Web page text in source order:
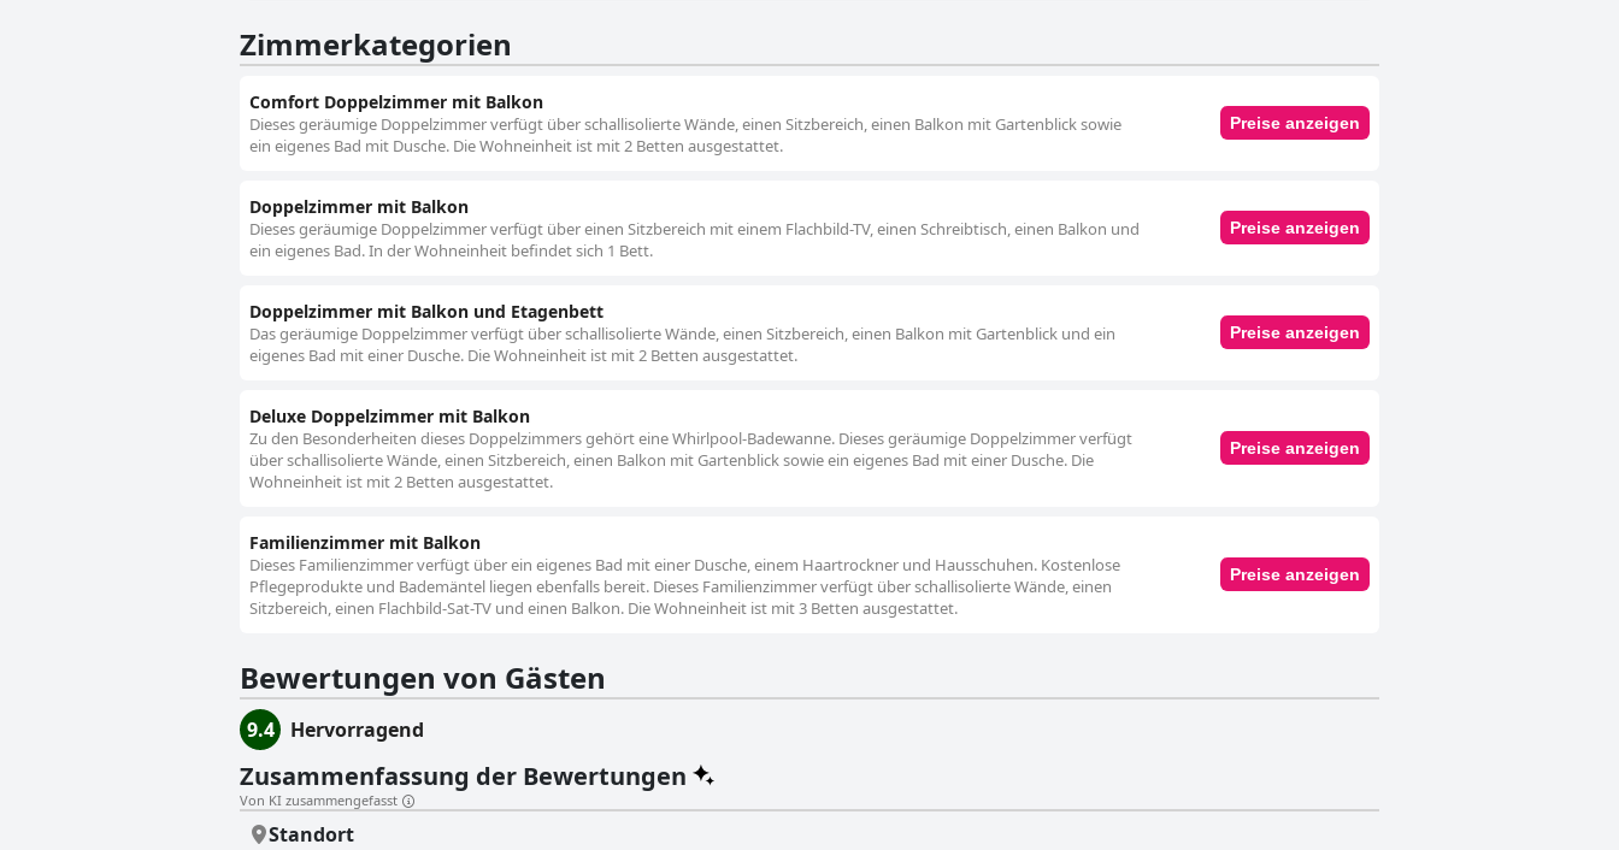
Zimmerkategorien
Comfort Doppelzimmer mit Balkon
Dieses geräumige Doppelzimmer verfügt über schallisolierte Wände, einen Sitzbereich, einen Balkon mit Gartenblick sowie
ein eigenes Bad mit Dusche. Die Wohneinheit ist mit 2 Betten ausgestattet.
Preise anzeigen
Doppelzimmer mit Balkon
Dieses geräumige Doppelzimmer verfügt über einen Sitzbereich mit einem Flachbild-TV, einen Schreibtisch, einen Balkon und
ein eigenes Bad. In der Wohneinheit befindet sich 1 Bett.
Preise anzeigen
Doppelzimmer mit Balkon und Etagenbett
Das geräumige Doppelzimmer verfügt über schallisolierte Wände, einen Sitzbereich, einen Balkon mit Gartenblick und ein
eigenes Bad mit einer Dusche. Die Wohneinheit ist mit 2 Betten ausgestattet.
Preise anzeigen
Deluxe Doppelzimmer mit Balkon
Zu den Besonderheiten dieses Doppelzimmers gehört eine Whirlpool-Badewanne. Dieses geräumige Doppelzimmer verfügt
über schallisolierte Wände, einen Sitzbereich, einen Balkon mit Gartenblick sowie ein eigenes Bad mit einer Dusche. Die
Wohneinheit ist mit 2 Betten ausgestattet.
Preise anzeigen
Familienzimmer mit Balkon
Dieses Familienzimmer verfügt über ein eigenes Bad mit einer Dusche, einem Haartrockner und Hausschuhen. Kostenlose
Pflegeprodukte und Bademäntel liegen ebenfalls bereit. Dieses Familienzimmer verfügt über schallisolierte Wände, einen
Sitzbereich, einen Flachbild-Sat-TV und einen Balkon. Die Wohneinheit ist mit 3 Betten ausgestattet.
Preise anzeigen
Bewertungen von Gästen
9.4 Hervorragend
Zusammenfassung der Bewertungen
Von KI zusammengefasst
Standort